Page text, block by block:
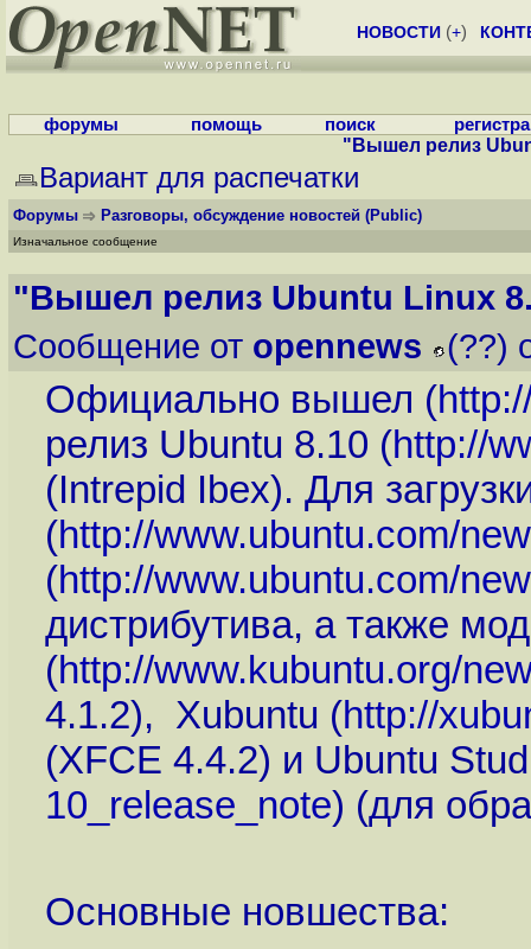
НОВОСТИ (+)
форумы помощь поиск
"Вышел релиз
Вариант для распечатки
Форумы Разговоры, обсуждение новостей (Public)
Изначальное сообщение
"Вышел релиз Ubuntu Linux
Сообщение от opennews (??)
Официально вышел (
релиз Ubuntu 8.10 (http://
(Intrepid Ibex). Для
(http://www.ubuntu.com/
(http://www.ubuntu.com/
дистрибутива, а также
(http://www.kubuntu.org/
4.1.2), Xubuntu (http://
(XFCE 4.4.2) и Ubuntu
10_release_note) (для
Основные новшества: